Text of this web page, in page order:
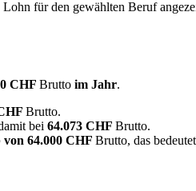
für den gewählten Beruf
CHF Brutto im Jahr.
Brutto.
bei 64.073 CHF Brutto.
von 64.000 CHF Brutto, das